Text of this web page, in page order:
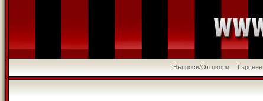
Въпроси/Отговори Търсене